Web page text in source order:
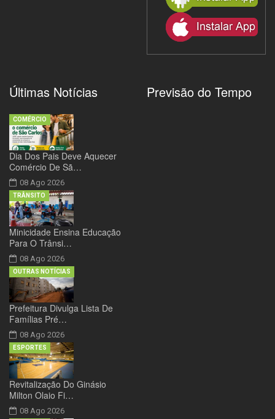
Últimas Notícias
Dia Dos Pais Deve Aquecer
Comércio De Sã…
08 Ago 2026
COMÉRCIO
Minicidade Ensina Educação
Para O Trânsi…
08 Ago 2026
TRÂNSITO
Prefeitura Divulga Lista De
Famílias Pré…
08 Ago 2026
OUTRAS NOTÍCIAS
Revitalização Do Ginásio
Milton Olaio Fi…
08 Ago 2026
ESPORTES
Previsão do Tempo